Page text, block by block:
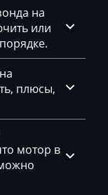
на
или
плюсы,
мотор в